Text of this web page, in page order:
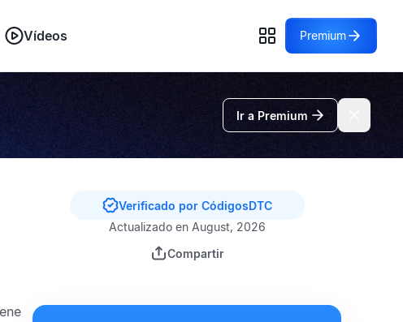
Vídeos Premium
Ir a Premium
Verificado por CódigosDTC
Actualizado en August, 2026
Compartir